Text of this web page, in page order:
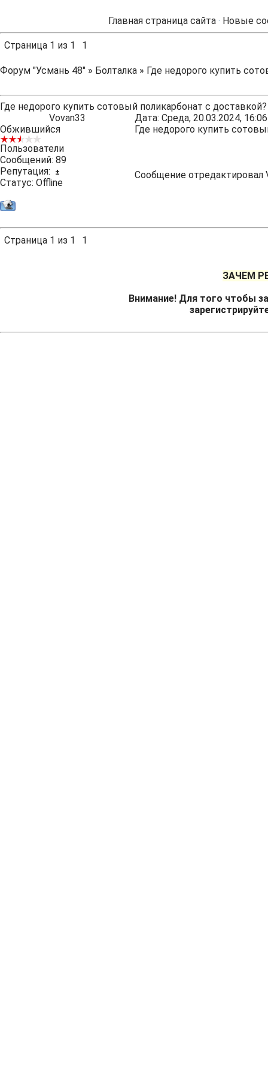
Главная страница сайта · Новые
Страница 1 из 1 1
Форум "Усмань 48" » Болталка » Где недорого купить
Где недорого купить сотовый поликарбонат с доставкой?
Vovan33
Дата: Среда, 20.03.2024,
Обжившийся
Пользователи
Сообщений: 89
Репутация:
±
Статус: Offline
Где недорого купить
Сообщение отредактировал
Страница 1 из 1 1
ЗАЧЕМ
Внимание! Для того чтобы